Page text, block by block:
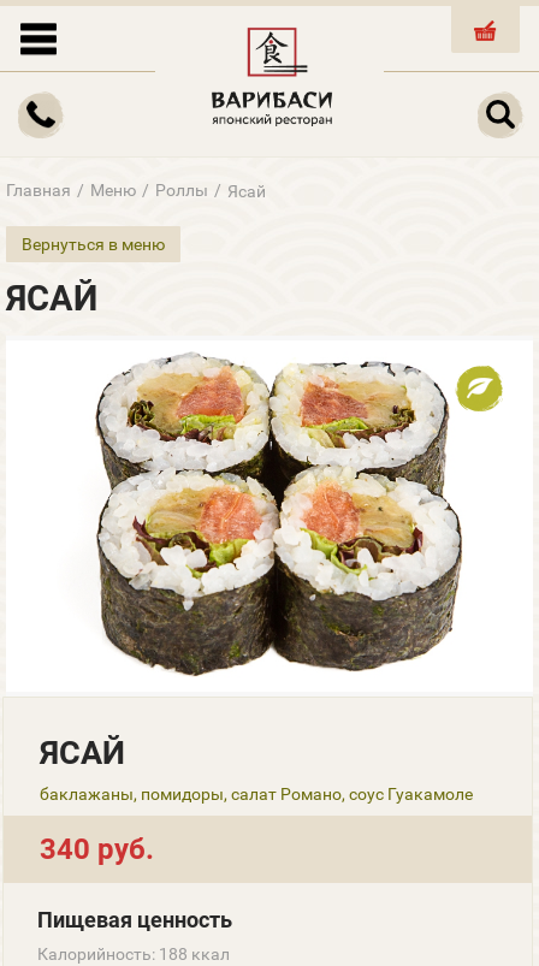
КОРЗИНА
Главная / Меню / Роллы / Ясай
Вернуться в меню
ЯСАЙ
ЯСАЙ
баклажаны, помидоры, салат Романо, соус Гуакамоле
340 руб.
Пищевая ценность
Калорийность: 188 ккал